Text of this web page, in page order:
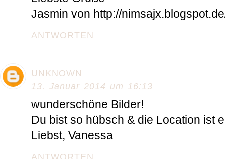
Jasmin von http://
ANTWORTEN
UNKNOWN
13. Januar 2014 um 16:13
wunderschöne Bilder!
Du bist so hübsch & die Location ist
Liebst, Vanessa
ANTWORTEN